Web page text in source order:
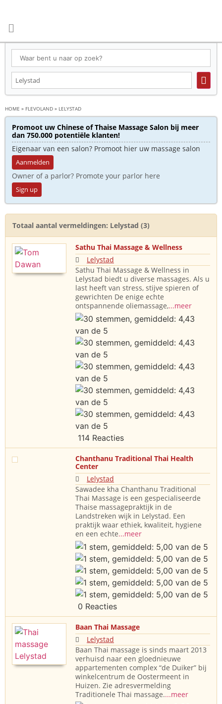
HOME » FLEVOLAND » LELYSTAD
Promoot uw Chinese of Thaise Massage Salon bij meer
dan 750.000 potentiële klanten!
Eigenaar van een salon? Promoot hier uw massage salon
Aanmelden
Owner of a parlor? Promote your parlor here
Sign up
Totaal aantal vermeldingen: Lelystad (3)
Sathu Thai Massage & Wellness
Lelystad
Sathu Thai Massage & Wellness in
Lelystad biedt u diverse massages. Als u
last heeft van stress, stijve spieren of
gewrichten De enige echte
ontspannende oliemassage,...meer
114 Reacties
Chanthanu Traditional Thai Health
Center
Lelystad
Sawadee kha Chanthanu Traditional
Thai Massage is een gespecialiseerde
Thaise massagepraktijk in de
Landstreken wijk in Lelystad. Een
praktijk waar ethiek, kwaliteit, hygiene
en een echte...meer
0 Reacties
Baan Thai Massage
Lelystad
Baan Thai massage is sinds maart 2013
verhuisd naar een gloednieuwe
appartementen complex “de Duiker” bij
winkelcentrum de Oostermeent in
Huizen. Zie adresvermelding
Traditionele Thai massage....meer